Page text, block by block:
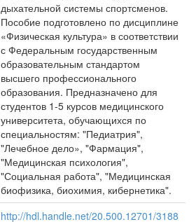
дыхательной системы спортсменов.
Пособие подготовлено по дисциплине
«Физическая культура» в соответствии
с Федеральным государственным
образовательным стандартом
высшего профессионального
образования. Предназначено для
студентов 1-5 курсов медицинского
университета, обучающихся по
специальностям: "Педиатрия",
"Лечебное дело», "Фармация",
"Медицинская психология",
"Социальная работа", "Медицинская
биофизика, биохимия, кибернетика".
http://hdl.handle.net/20.500.12701/3188